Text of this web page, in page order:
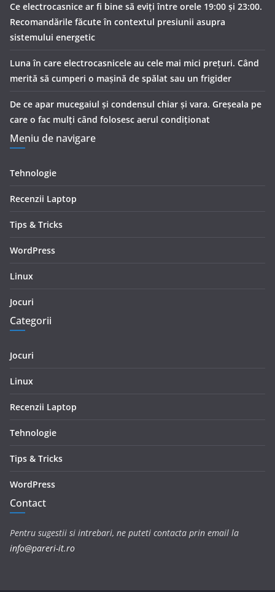
Ce electrocasnice ar fi bine să eviți între orele 19:00 și 23:00.
Recomandările făcute în contextul presiunii asupra
sistemului energetic
Luna în care electrocasnicele au cele mai mici prețuri. Când
merită să cumperi o mașină de spălat sau un frigider
De ce apar mucegaiul și condensul chiar și vara. Greșeala pe
care o fac mulți când folosesc aerul condiționat
Meniu de navigare
Tehnologie
Recenzii Laptop
Tips & Tricks
WordPress
Linux
Jocuri
Categorii
Jocuri
Linux
Recenzii Laptop
Tehnologie
Tips & Tricks
WordPress
Contact
Pentru sugestii si intrebari, ne puteti contacta prin email la
info@pareri-it.ro